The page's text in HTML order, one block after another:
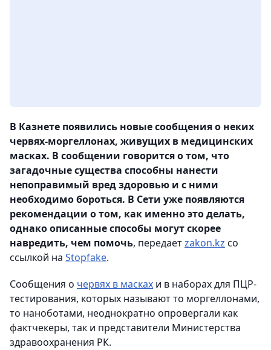
В Казнете появились новые сообщения о неких
червях-моргеллонах, живущих в медицинских
масках. В сообщении говорится о том, что
загадочные существа способны нанести
непоправимый вред здоровью и с ними
необходимо бороться. В Сети уже появляются
рекомендации о том, как именно это делать,
однако описанные способы могут скорее
навредить, чем помочь, передаетzakon.kz со
ссылкой на Stopfake.
Сообщения о червях в масках и в наборах для ПЦР-
тестирования, которых называют то моргеллонами,
то наноботами, неоднократно опровергали как
фактчекеры, так и представители Министерства
здравоохранения РК.